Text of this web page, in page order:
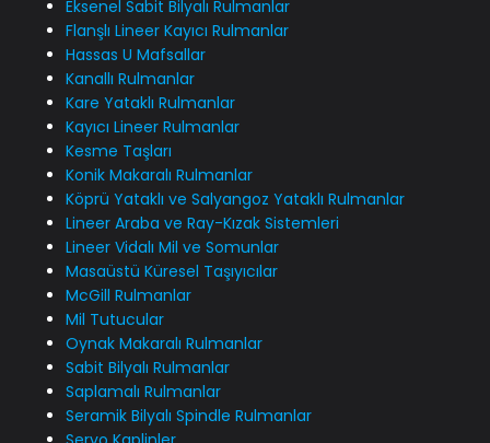
Eksenel Sabit Bilyalı Rulmanlar
Flanşlı Lineer Kayıcı Rulmanlar
Hassas U Mafsallar
Kanallı Rulmanlar
Kare Yataklı Rulmanlar
Kayıcı Lineer Rulmanlar
Kesme Taşları
Konik Makaralı Rulmanlar
Köprü Yataklı ve Salyangoz Yataklı Rulmanlar
Lineer Araba ve Ray-Kızak Sistemleri
Lineer Vidalı Mil ve Somunlar
Masaüstü Küresel Taşıyıcılar
McGill Rulmanlar
Mil Tutucular
Oynak Makaralı Rulmanlar
Sabit Bilyalı Rulmanlar
Saplamalı Rulmanlar
Seramik Bilyalı Spindle Rulmanlar